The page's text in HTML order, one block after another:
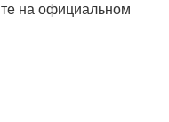
на официальном